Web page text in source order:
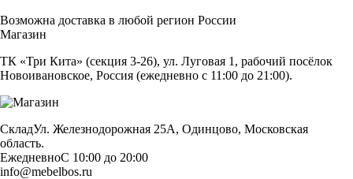
Возможна доставка в любой регион России
Магазин
ТК «Три Кита» (секция 3-26), ул. Луговая 1, рабочий посёлок
Новоивановское, Россия (ежедневно с 11:00 до 21:00).
СкладУл. Железнодорожная 25А, Одинцово, Московская
область.
ЕжедневноС 10:00 до 20:00
info@mebelbos.ru